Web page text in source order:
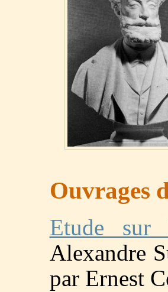
Ouvrages
Etude sur
Alexandre
par Ernest